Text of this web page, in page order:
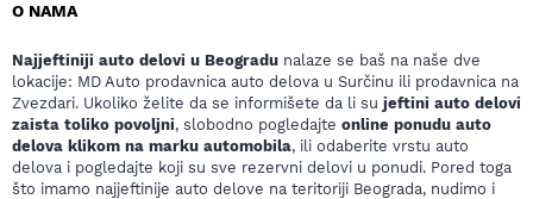
O NAMA
Najjeftiniji auto delovi u Beogradu nalaze se baš na naše dve
lokacije: MD Auto prodavnica auto delova u Surčinu ili prodavnica na
Zvezdari. Ukoliko želite da se informišete da li su jeftini auto delovi
zaista toliko povoljni, slobodno pogledajte online ponudu auto
delova klikom na marku automobila, ili odaberite vrstu auto
delova i pogledajte koji su sve rezervni delovi u ponudi. Pored toga
što imamo najjeftinije auto delove na teritoriji Beograda, nudimo i